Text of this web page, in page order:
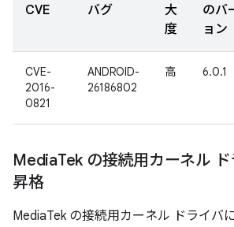
CVE バグ
大
度
のバ
ョン
CVE-
2016-
0821
ANDROID-
26186802
高 6.0.1
MediaTek の接続用カーネル
昇格
MediaTek の接続用カーネル ドライバ